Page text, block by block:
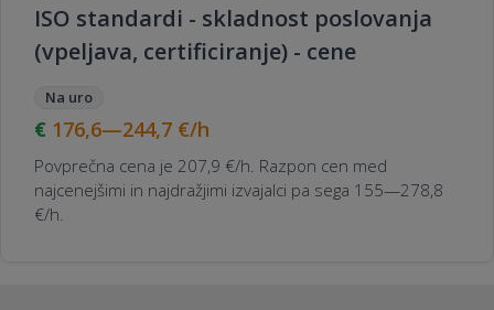
ISO standardi - skladnost poslovanja
(vpeljava, certificiranje) - cene
Na uro
176,6—244,7 €/h
Povprečna cena je 207,9 €/h. Razpon cen med
najcenejšimi in najdražjimi izvajalci pa sega 155—278,8
€/h.